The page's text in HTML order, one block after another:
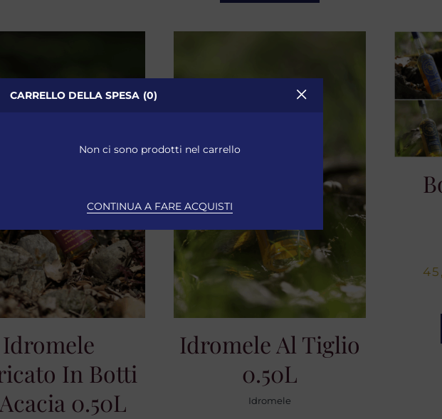
Idromele
In Botti
0.50L
Idromele Al Tiglio
0.50L
Idromele
CARRELLO DELLA SPESA 0
Non ci sono prodotti nel carrello
CONTINUA A FARE ACQUISTI